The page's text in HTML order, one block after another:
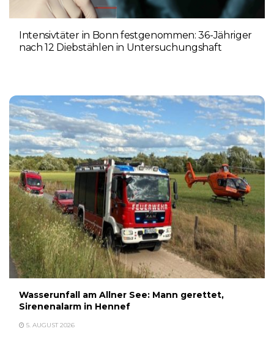
Intensivtäter in Bonn festgenommen: 36-Jähriger
nach 12 Diebstählen in Untersuchungshaft
Wasserunfall am Allner See: Mann gerettet,
Sirenenalarm in Hennef
5. AUGUST 2026